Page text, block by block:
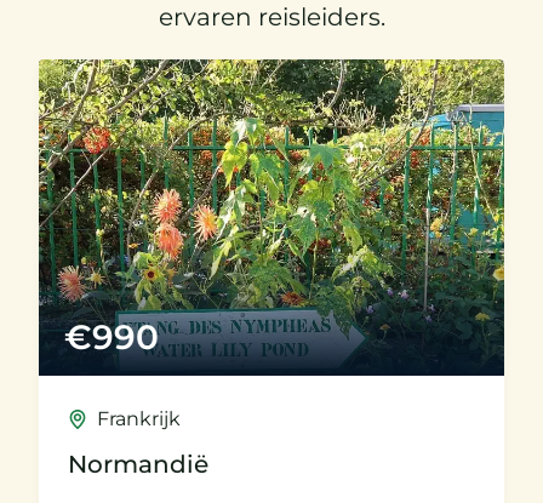
ervaren reisleiders.
€990
Frankrijk
Normandië